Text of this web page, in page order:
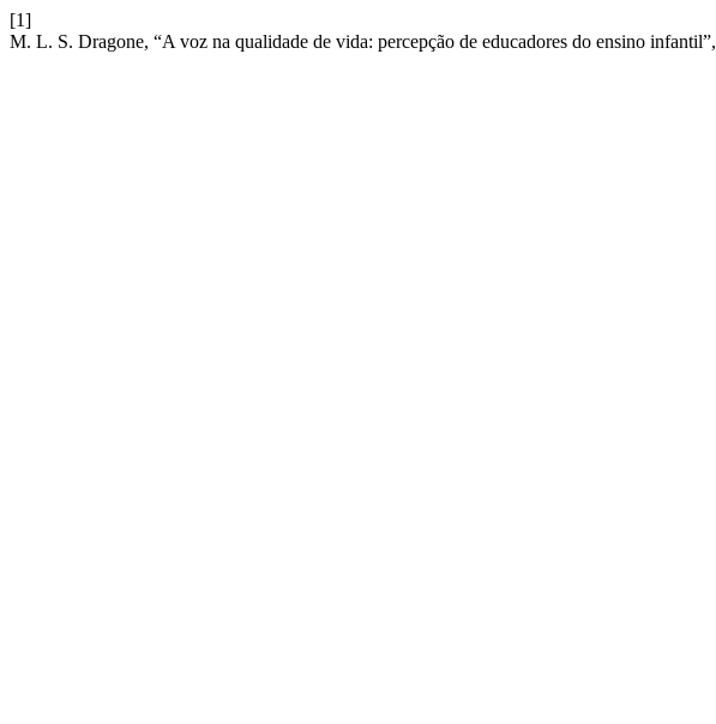
[1]
M. L. S. Dragone, “A voz na qualidade de vida: percepção de educadores do ensino infantil”,